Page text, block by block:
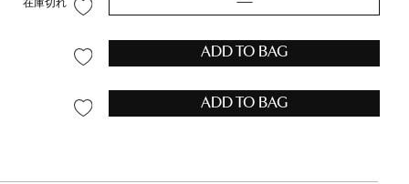
在庫切れ
ADD TO BAG
ADD TO BAG